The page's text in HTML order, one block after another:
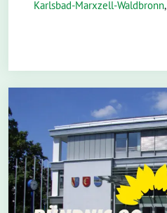
Karlsbad-Marxzell-Waldbronn,